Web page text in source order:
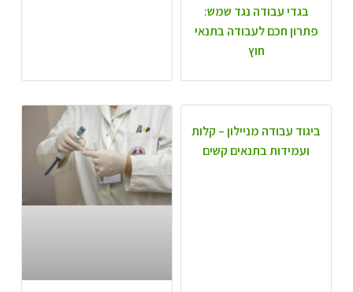
בגדי עבודה נגד שמש:
פתרון חכם לעבודה בתנאי
חוץ
ביגוד עבודה מניילון – קלות
ועמידות בתנאים קשים